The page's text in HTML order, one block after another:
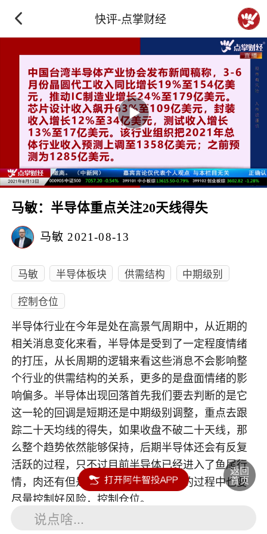
快评-点掌财经
马敏：半导体重点关注20天线得失
马敏 2021-08-13
马敏 半导体板块 供需结构
中期级别
控制仓位
半导体行业在今年是处在高景气周期中，从近期的
相关消息变化来看，半导体是受到了一定程度情绪
的打压，从长周期的逻辑来看这些消息不会影响整
个行业的供需结构的关系，更多的是盘面情绪的影
响偏多。半导体出现回落首先我们要去判断的是它
这一轮的回调是短期还是中期级别调整，重点去跟
踪二十天均线的得失，如果收盘不破二十天线，那
么整个趋势依然能够保持，后期半导体还会有反复
活跃的过程，只不过目前半导体已经进入了鱼尾行
情，肉还有但是刺也会比较多，交易的过程中也要
尽量控制好风险，控制仓位。
说点啥...